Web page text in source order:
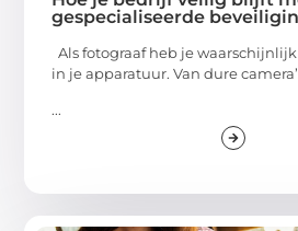
gespecialiseerde
Als fotograaf heb je
in je apparatuur. Van dure
...